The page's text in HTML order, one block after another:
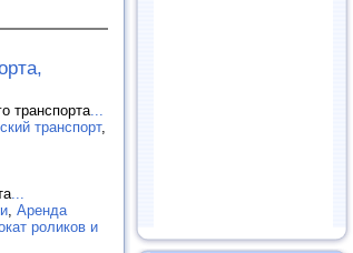
транспорта
транспорт,
Аренда
роликов и